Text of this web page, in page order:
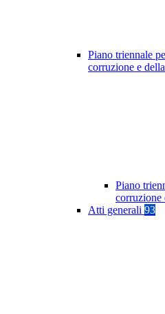
Piano triennale
corruzione e
Piano
corruzione
Atti generali 93